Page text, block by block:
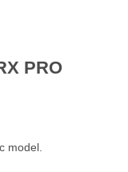
PRO
model.